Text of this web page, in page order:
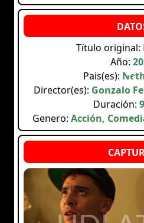
Título original:
Año:
Pais(es):
Director(es): Gonzalo
Duración:
Genero: Acción,